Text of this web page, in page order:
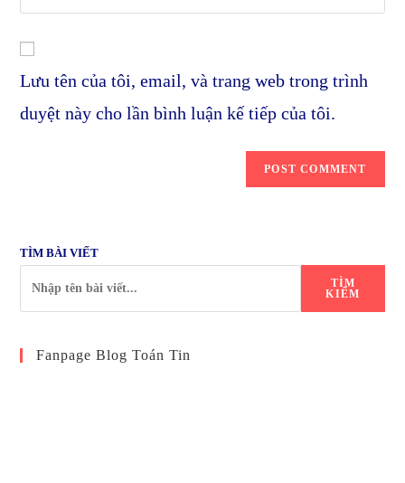
comment
comment
your
URL
(optional)
Lưu tên của tôi, email, và trang web trong trình
duyệt này cho lần bình luận kế tiếp của tôi.
TÌM BÀI VIẾT
TÌM
KIẾM
Fanpage Blog Toán Tin